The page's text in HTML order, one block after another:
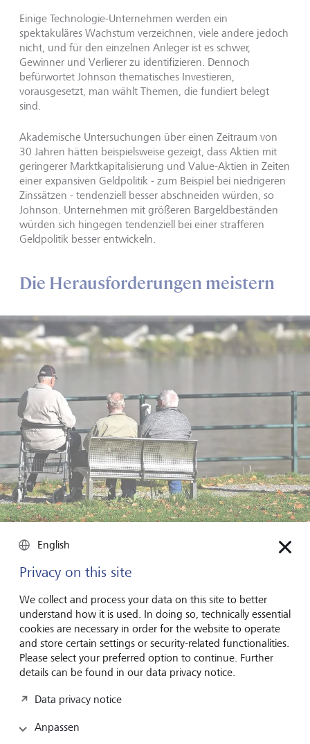
Einige Technologie-Unternehmen werden ein
spektakuläres Wachstum verzeichnen, viele andere jedoch
nicht, und für den einzelnen Anleger ist es schwer,
Gewinner und Verlierer zu identifizieren. Dennoch
befürwortet Johnson thematisches Investieren,
vorausgesetzt, man wählt Themen, die fundiert belegt
sind.
Akademische Untersuchungen über einen Zeitraum von
30 Jahren hätten beispielsweise gezeigt, dass Aktien mit
geringerer Marktkapitalisierung und Value-Aktien in Zeiten
einer expansiven Geldpolitik - zum Beispiel bei niedrigeren
Zinssätzen - tendenziell besser abschneiden würden, so
Johnson. Unternehmen mit größeren Bargeldbeständen
würden sich hingegen tendenziell bei einer strafferen
Geldpolitik besser entwickeln.
Die Herausforderungen meistern
Demografische Entwicklungen: Chance für Anleger (Alamy /
Wolfgang Spitzbart)
begrenzen, sollte man es vermeiden, große Teile des
Portfolios so zu investieren und stattdessen den Grossteil
im breiteren Markt anlegen und über mehrere Themen
diversifizieren.
Es lohnt sich auch, so viele Studien und Analysen wie
sich um einen starken historischen Trend handelt? Oder
Daten? Man sollte zudem auf Unternehmen mit einer
English
Privacy on this site
We collect and process your data on this site to better
understand how it is used. In doing so, technically essential
cookies are necessary in order for the website to operate
and store certain settings or security-related functionalities.
Please select your preferred option to continue. Further
details can be found in our data privacy notice.
Data privacy notice
Anpassen